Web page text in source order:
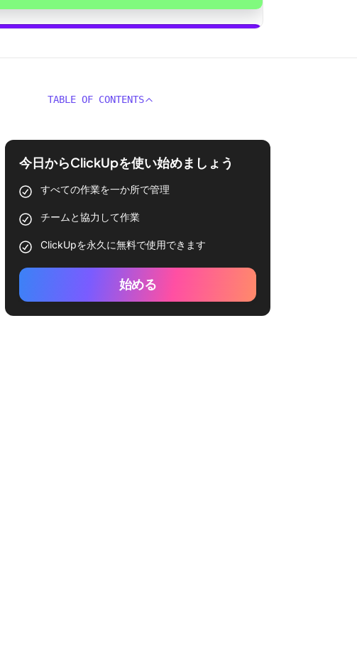
TABLE OF CONTENTS
今日からClickUpを使い始めましょう
すべての作業を一か所で管理
チームと協力して作業
ClickUpを永久に無料で使用できます
始める